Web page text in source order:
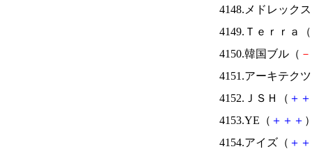
4148.メドレック
4149.Ｔｅｒｒａ（
4150.韓国ブル（ －
4151.アーキテク
4152.ＪＳＨ（ ＋ ＋
4153.YE（ ＋ ＋ ＋
4154.アイズ（ ＋ ＋